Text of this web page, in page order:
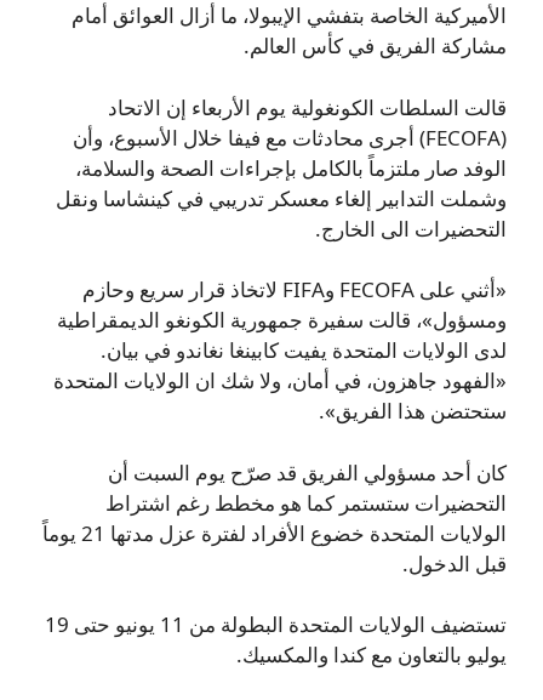
الأميركية الخاصة بتفشي الإيبولا، ما أزال العوائق أمام
مشاركة الفريق في كأس العالم.
قالت السلطات الكونغولية يوم الأربعاء إن الاتحاد
(FECOFA) أجرى محادثات مع فيفا خلال الأسبوع، وأن
الوفد صار ملتزماً بالكامل بإجراءات الصحة والسلامة،
وشملت التدابير إلغاء معسكر تدريبي في كينشاسا ونقل
التحضيرات الى الخارج.
«أثني على FECOFA وFIFA لاتخاذ قرار سريع وحازم
ومسؤول»، قالت سفيرة جمهورية الكونغو الديمقراطية
لدى الولايات المتحدة يفيت كابينغا نغاندو في بيان.
«الفهود جاهزون، في أمان، ولا شك ان الولايات المتحدة
ستحتضن هذا الفريق».
كان أحد مسؤولي الفريق قد صرّح يوم السبت أن
التحضيرات ستستمر كما هو مخطط رغم اشتراط
الولايات المتحدة خضوع الأفراد لفترة عزل مدتها 21 يوماً
قبل الدخول.
تستضيف الولايات المتحدة البطولة من 11 يونيو حتى 19
يوليو بالتعاون مع كندا والمكسيك.